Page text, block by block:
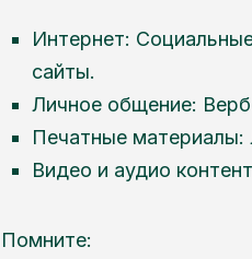
Интернет:
сайты.
Личное общение:
Печатные
Видео и аудио
Помните: